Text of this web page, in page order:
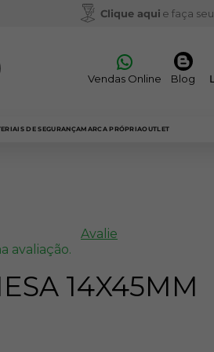
Clique aqui e faça seu
Vendas Online Blog
DE SEGURANÇAMARCA PRÓPRIAOUTLET
avaliação.
Avalie
14X45MM